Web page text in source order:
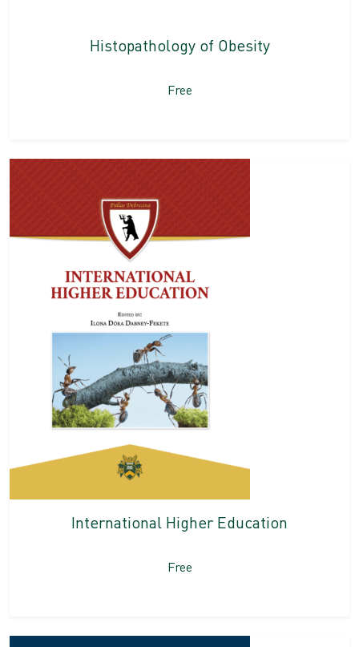
Histopathology of Obesity
Free
International Higher Education
Free